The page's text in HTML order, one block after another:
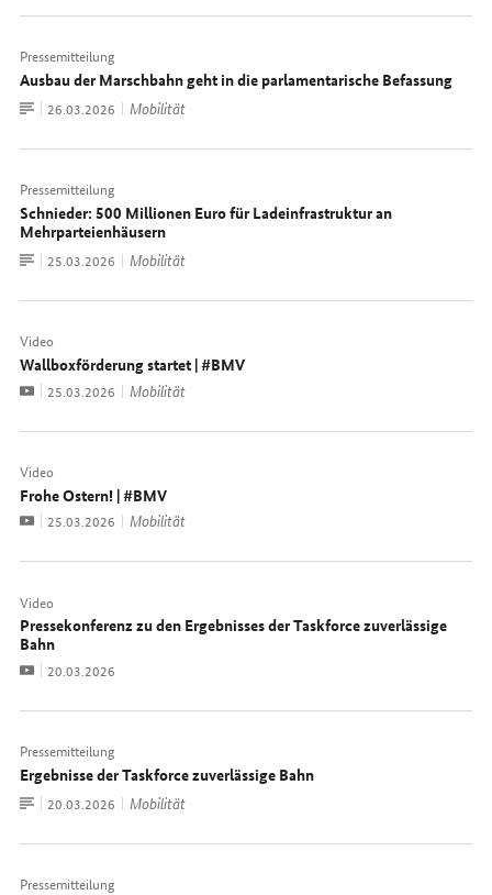
Pressemitteilung
Ausbau der Marschbahn geht in die parlamentarische Befassung
Zum
Dokument
Datum:
26.03.2026 Mobilität
Pressemitteilung
Schnieder: 500 Millionen Euro für Ladeinfrastruktur an
Mehrparteienhäusern
Zum
Dokument
Datum:
25.03.2026 Mobilität
Video
Wallboxförderung startet | #BMV
VideoDatum:
25.03.2026 Mobilität
Video
Frohe Ostern! | #BMV
VideoDatum:
25.03.2026 Mobilität
Video
Pressekonferenz zu den Ergebnisses der Taskforce zuverlässige
Bahn
VideoDatum:
20.03.2026
Pressemitteilung
Ergebnisse der Taskforce zuverlässige Bahn
Zum
Dokument
Datum:
20.03.2026 Mobilität
Pressemitteilung